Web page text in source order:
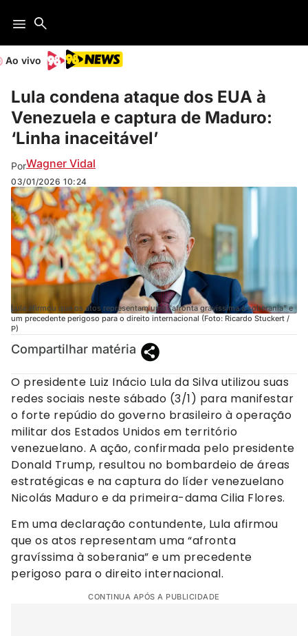
Ao vivo
Lula condena ataque dos EUA à
Venezuela e captura de Maduro:
‘Linha inaceitável’
PorWagner Vidal
03/01/2026 10:24
Lula afirmou que os atos representam uma "afronta gravíssima à soberania" e
um precedente perigoso para o direito internacional (Foto: Ricardo Stuckert /
P)
Compartilhar matéria
O presidente Luiz Inácio Lula da Silva utilizou suas
redes sociais neste sábado (3/1) para manifestar
o forte repúdio do governo brasileiro à operação
militar dos Estados Unidos em território
venezuelano. A ação, confirmada pelo presidente
Donald Trump, resultou no bombardeio de áreas
estratégicas e na captura do líder venezuelano
Nicolás Maduro e da primeira-dama Cilia Flores.
Em uma declaração contundente, Lula afirmou
que os atos representam uma “afronta
gravíssima à soberania” e um precedente
perigoso para o direito internacional.
CONTINUA APÓS A PUBLICIDADE